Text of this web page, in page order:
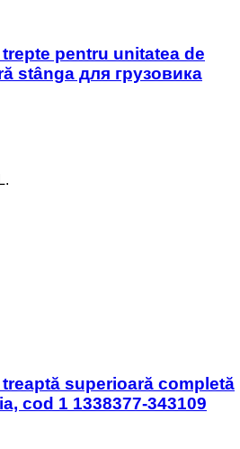
pentru unitatea de
stânga для грузовика
superioară completă
cod 1 1338377-343109